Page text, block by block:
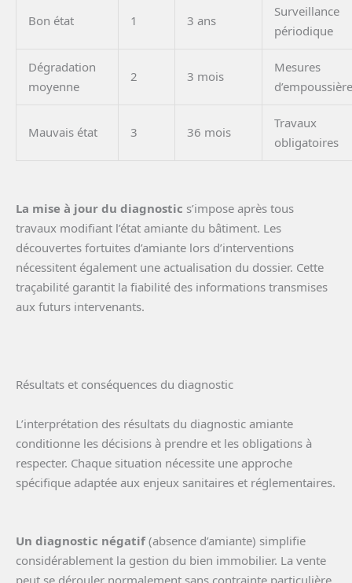
Bon état 1 3 ans
Surveillance
périodique
Dégradation
moyenne
2 3 mois
Mesures
Mauvais état 3 36 mois
Travaux
obligatoires
La mise à jour du diagnostic s’impose après tous
travaux modifiant l’état amiante du bâtiment. Les
découvertes fortuites d’amiante lors d’interventions
nécessitent également une actualisation du dossier. Cette
traçabilité garantit la fiabilité des informations transmises
aux futurs intervenants.
Résultats et conséquences du diagnostic
L’interprétation des résultats du diagnostic amiante
conditionne les décisions à prendre et les obligations à
respecter. Chaque situation nécessite une approche
spécifique adaptée aux enjeux sanitaires et réglementaires.
Un diagnostic négatif(absence d’amiante) simplifie
considérablement la gestion du bien immobilier. La vente
peut se dérouler normalement sans contrainte particulière.